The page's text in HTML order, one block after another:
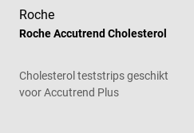
Roche
Roche Accutrend Cholesterol
Cholesterol teststrips geschikt
voor Accutrend Plus